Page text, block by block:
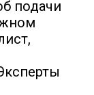
подачи